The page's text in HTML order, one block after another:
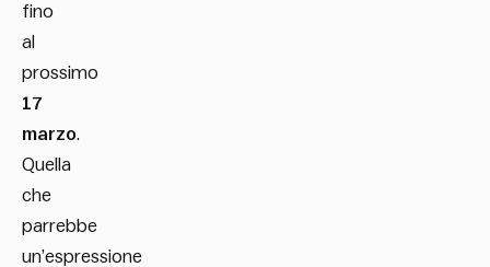
fino
al
prossimo
17
marzo.
Quella
che
parrebbe
un’espressione